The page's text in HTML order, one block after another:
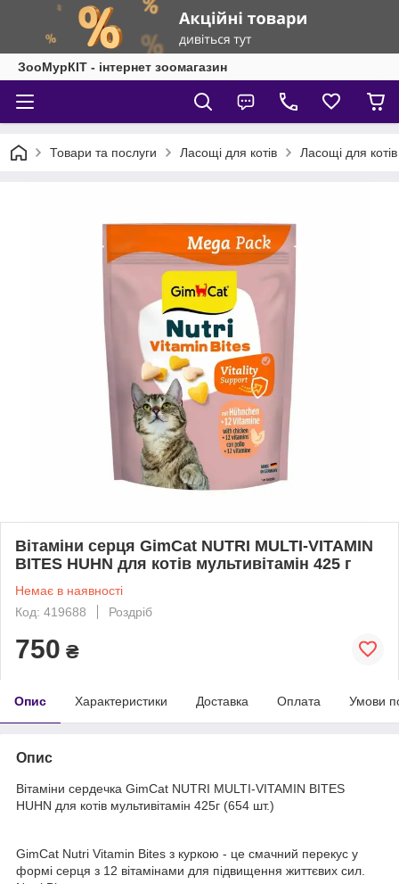
ЗооМурКІТ - інтернет зоомагазин
Товари та послуги Ласощі для котів Ласощі для
Вітаміни серця GimCat NUTRI MULTI-VITAMIN
BITES HUHN для котів мультивітамін 425 г
Немає в наявності
Код: 419688
Роздріб
750 ₴
Опис Характеристики Доставка Оплата Умови
Опис
Вітаміни сердечка GimCat NUTRI MULTI-VITAMIN BITES
HUHN для котів мультивітамін 425г (654 шт.)
GimCat Nutri Vitamin Bites з куркою - це смачний перекус у
формі серця з 12 вітамінами для підвищення життєвих сил.